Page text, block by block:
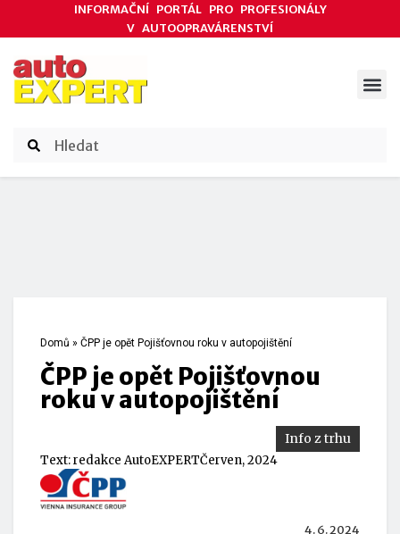
INFORMAČNÍ PORTÁL PRO PROFESIONÁLY
V AUTOOPRAVÁRENSTVÍ
Domů » ČPP je opět Pojišťovnou roku v autopojištění
ČPP je opět Pojišťovnou
roku v autopojištění
Info z trhu
Text:redakce AutoEXPERTČerven, 2024
4. 6. 2024